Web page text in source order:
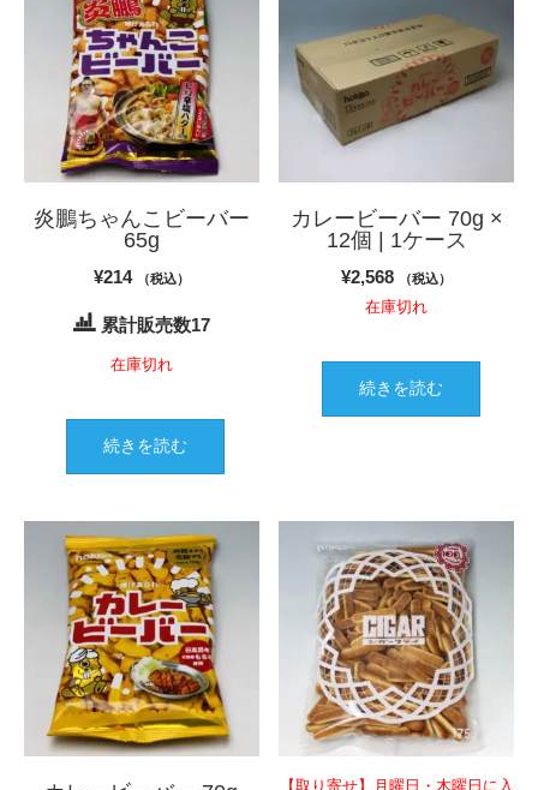
炎鵬ちゃんこビーバー
65g
¥214 （税込）
累計販売数17
在庫切れ
続きを読む
カレービーバー 70g ×
12個 | 1ケース
¥2,568 （税込）
在庫切れ
続きを読む
【取り寄せ】月曜日・木曜日に入